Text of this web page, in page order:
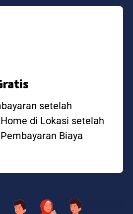
setelah
di Lokasi setelah
Biaya